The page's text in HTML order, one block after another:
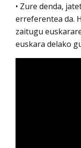
• Zure denda,
erreferentea da.
zaitugu
euskara delako